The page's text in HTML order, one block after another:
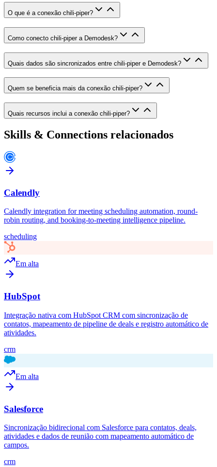
O que é a conexão chili-piper?
Como conecto chili-piper a Demodesk?
Quais dados são sincronizados entre chili-piper e Demodesk?
Quem se beneficia mais da conexão chili-piper?
Quais recursos inclui a conexão chili-piper?
Skills & Connections relacionados
Calendly
Calendly integration for meeting scheduling automation, round-
robin routing, and booking-to-meeting intelligence pipeline.
scheduling
Em alta
HubSpot
Integração nativa com HubSpot CRM com sincronização de
contatos, mapeamento de pipeline de deals e registro automático de
atividades.
crm
Em alta
Salesforce
Sincronização bidirecional com Salesforce para contatos, deals,
atividades e dados de reunião com mapeamento automático de
campos.
crm